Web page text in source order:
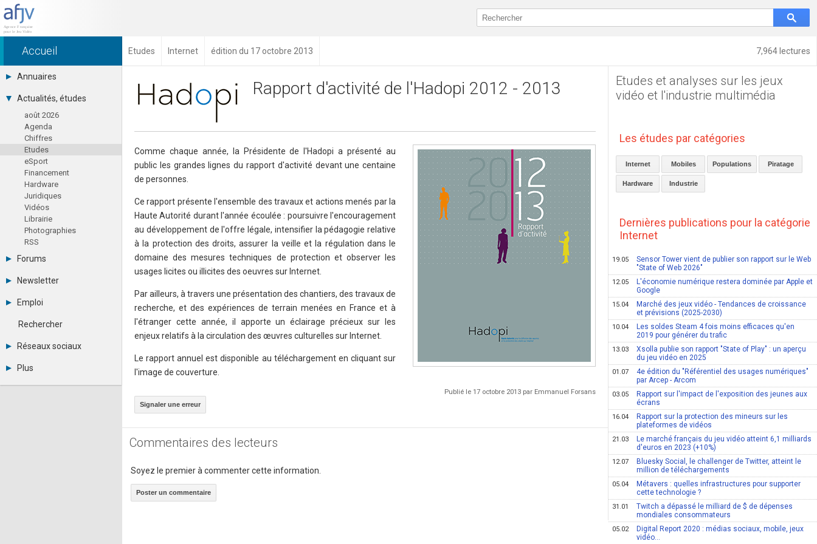
7,964 lectures
Accueil Etudes Internet édition du 17 octobre 2013
Annuaires
Toutes les sociétés (691)
Studios (418)
Editeurs (49)
Distributeurs (16)
Hard. / Accessoires (10)
Middlewares (15)
Prestataires (99)
Assoc. / Syndicats (21)
Formations / Ecoles (46)
Presse spécialisée (17)
Actualités, études
août 2026
Agenda
Chiffres
Etudes
eSport
Financement
Hardware
Juridiques
Vidéos
Librairie
Photographies
RSS
Forums
Tous les forums
Se connecter
Messages privés
Contacter un modérateur
Newsletter
Archives
Abonnement
Emploi
Consulter les annonces
Observatoire de l'emploi
Rechercher
Réseaux sociaux
LinkedIn
Plus
Annonceurs
Rapport d'activité de l'Hadopi 2012 - 2013
Comme chaque année, la Présidente de l'Hadopi a présenté au
public les grandes lignes du rapport d'activité devant une centaine
de personnes.
Ce rapport présente l'ensemble des travaux et actions menés par la
Haute Autorité durant l'année écoulée : poursuivre l'encouragement
au développement de l'offre légale, intensifier la pédagogie relative
à la protection des droits, assurer la veille et la régulation dans le
domaine des mesures techniques de protection et observer les
usages licites ou illicites des oeuvres sur Internet.
Par ailleurs, à travers une présentation des chantiers, des travaux de
recherche, et des expériences de terrain menées en France et à
l'étranger cette année, il apporte un éclairage précieux sur les
enjeux relatifs à la circulation des œuvres culturelles sur Internet.
Le rapport annuel est disponible au téléchargement en cliquant sur
l'image de couverture.
Publié le 17 octobre 2013 par Emmanuel Forsans
Signaler une erreur
Commentaires des lecteurs
Soyez le premier à commenter cette information.
Poster un commentaire
Etudes et analyses sur les jeux
vidéo et l'industrie multimédia
Les études par catégories
Internet Mobiles Populations Piratage
Hardware Industrie
Dernières publications pour la catégorie
Internet
19.05
Sensor Tower vient de publier son rapport sur le Web
"State of Web 2026"
12.05
L'économie numérique restera dominée par Apple et
Google
15.04
Marché des jeux vidéo - Tendances de croissance
et prévisions (2025-2030)
10.04
Les soldes Steam 4 fois moins efficaces qu'en
2019 pour générer du trafic
13.03
Xsolla publie son rapport "State of Play" : un aperçu
du jeu vidéo en 2025
01.07
4e édition du "Référentiel des usages numériques"
par Arcep - Arcom
03.05
Rapport sur l'impact de l'exposition des jeunes aux
écrans
16.04
Rapport sur la protection des mineurs sur les
plateformes de vidéos
21.03
Le marché français du jeu vidéo atteint 6,1 milliards
d'euros en 2023 (+10%)
12.07
Bluesky Social, le challenger de Twitter, atteint le
million de téléchargements
05.04
Métavers : quelles infrastructures pour supporter
cette technologie ?
31.01
Twitch a dépassé le milliard de $ de dépenses
mondiales consommateurs
05.02
Digital Report 2020 : médias sociaux, mobile, jeux
vidéo...